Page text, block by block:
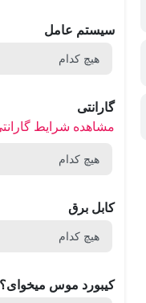
سیستم عامل
گارانتی
مشاهده شرایط
کابل برق
کیبورد موس میخوای؟